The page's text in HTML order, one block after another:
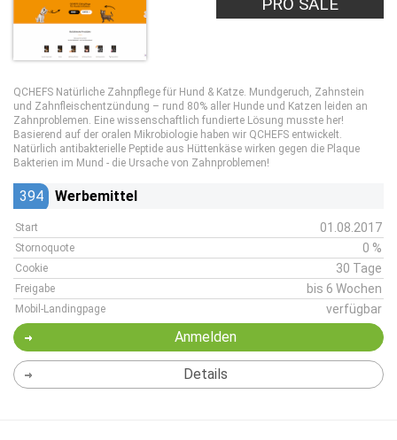
QCHEFS Natürliche Zahnpflege für Hund & Katze. Mundgeruch, Zahnstein
und Zahnfleischentzündung – rund 80% aller Hunde und Katzen leiden an
Zahnproblemen. Eine wissenschaftlich fundierte Lösung musste her!
Basierend auf der oralen Mikrobiologie haben wir QCHEFS entwickelt.
Natürlich antibakterielle Peptide aus Hüttenkäse wirken gegen die Plaque
Bakterien im Mund - die Ursache von Zahnproblemen!
394 Werbemittel
Start 01.08.2017
Stornoquote 0 %
Cookie 30 Tage
Freigabe bis 6 Wochen
Mobil-Landingpage verfügbar
Anmelden
Details